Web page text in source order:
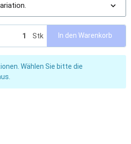
Stk In den Warenkorb
Wählen Sie bitte die